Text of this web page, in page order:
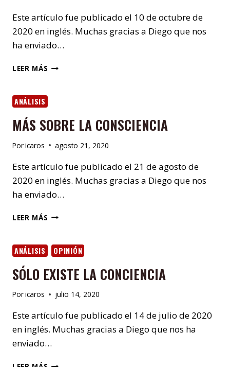
Este artículo fue publicado el 10 de octubre de
2020 en inglés. Muchas gracias a Diego que nos
ha enviado…
LEER MÁS DIARIO
ANÁLISIS
MÁS SOBRE LA CONSCIENCIA
Poricaros agosto 21, 2020
Este artículo fue publicado el 21 de agosto de
2020 en inglés. Muchas gracias a Diego que nos
ha enviado…
LEER MÁS MÁS
CONSCIENCIA
ANÁLISIS OPINIÓN
SÓLO EXISTE LA CONCIENCIA
Poricaros julio 14, 2020
Este artículo fue publicado el 14 de julio de 2020
en inglés. Muchas gracias a Diego que nos ha
enviado…
SÓLO